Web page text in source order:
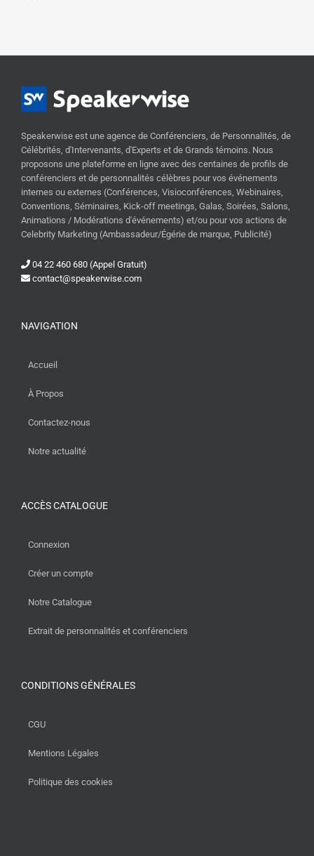
Speakerwise est une agence de Conférenciers, de Personnalités, de
Célébrités, d'Intervenants, d'Experts et de Grands témoins. Nous
proposons une plateforme en ligne avec des centaines de profils de
conférenciers et de personnalités célèbres pour vos événements
internes ou externes (Conférences, Visioconférences, Webinaires,
Conventions, Séminaires, Kick-off meetings, Galas, Soirées, Salons,
Animations / Modérations d'événements) et/ou pour vos actions de
Celebrity Marketing (Ambassadeur/Égérie de marque, Publicité)
04 22 460 680 (Appel Gratuit)
contact@speakerwise.com
NAVIGATION
Accueil
À Propos
Contactez-nous
Notre actualité
ACCÈS CATALOGUE
Connexion
Créer un compte
Notre Catalogue
Extrait de personnalités et conférenciers
CONDITIONS GÉNÉRALES
CGU
Mentions Légales
Politique des cookies